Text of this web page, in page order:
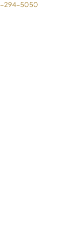
294-5050